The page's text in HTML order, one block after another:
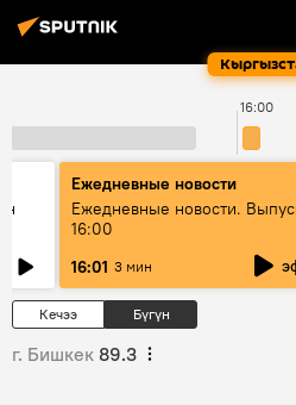
16:00
Ежедневные новости
Ежедневные новости.
16:00
16:01 3 мин
Кечээ Бүгүн
г. Бишкек 89.3